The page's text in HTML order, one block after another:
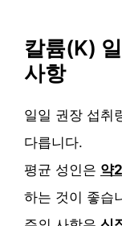
칼륨(K)
사항
일일 권장 섭취
다릅니다.
평균 성인은 약
하는 것이 좋습